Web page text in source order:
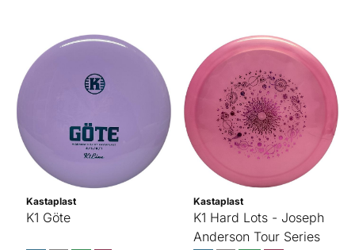
Kastaplast
K1 Göte
Kastaplast
K1 Hard Lots - Joseph
Anderson Tour Series